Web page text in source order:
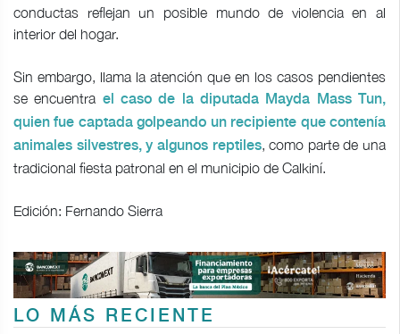
conductas reflejan un posible mundo de violencia en al
interior del hogar.
Sin embargo, llama la atención que en los casos pendientes
se encuentra el caso de la diputada Mayda Mass Tun,
quien fue captada golpeando un recipiente que contenía
animales silvestres, y algunos reptiles, como parte de una
tradicional fiesta patronal en el municipio de Calkiní.
Edición: Fernando Sierra
LO MÁS RECIENTE